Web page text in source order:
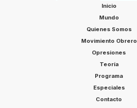
Inicio
Mundo
Quienes Somos
Movimiento Obrero
Opresiones
Teoría
Programa
Especiales
Contacto